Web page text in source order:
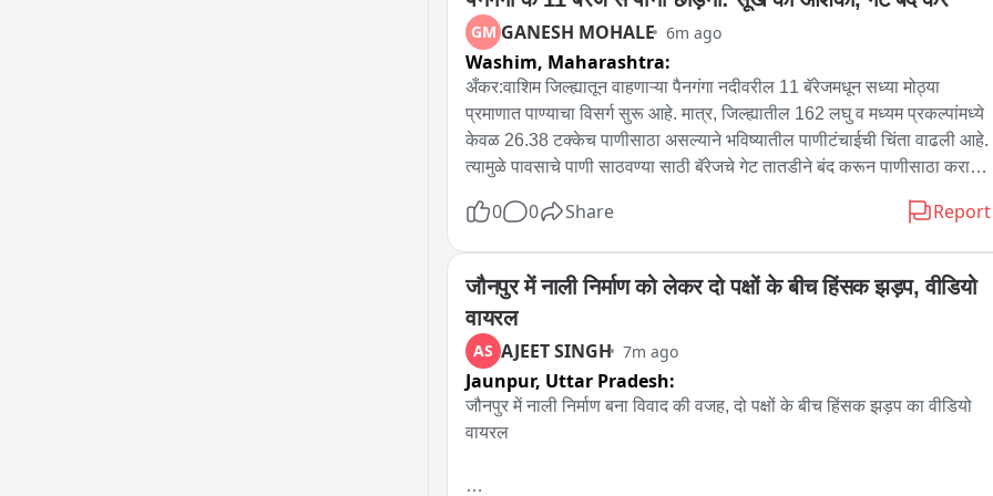
GM GANESH MOHALE 6m ago
Washim, Maharashtra:
अँकर:वाशिम जिल्ह्यातून वाहणाऱ्या पैनगंगा नदीवरील 11 बॅरेजमधून सध्या मोठ्या
प्रमाणात पाण्याचा विसर्ग सुरू आहे. मात्र, जिल्ह्यातील 162 लघु व मध्यम प्रकल्पांमध्ये
केवळ 26.38 टक्केच पाणीसाठा असल्याने भविष्यातील पाणीटंचाईची चिंता वाढली आहे.
त्यामुळे पावसाचे पाणी साठवण्या साठी बॅरेजचे गेट तातडीने बंद करून पाणीसाठा करावा,
पाण्यासह रब्बी हंगामाच्या सिंचनासाठीही गंभीर संकट निर्माण होण्याची शक्यता व्यक्त
0 0 Share Report
जौनपुर में नाली निर्माण को लेकर दो पक्षों के बीच हिंसक झड़प, वीडियो
वायरल
AS AJEET SINGH 7m ago
Jaunpur, Uttar Pradesh:
जौनपुर में नाली निर्माण बना विवाद की वजह, दो पक्षों के बीच हिंसक झड़प का वीडियो
वायरल